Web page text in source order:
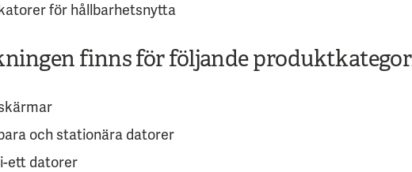
för hållbarhetsnytta
finns för följande
och stationära datorer
ett datorer